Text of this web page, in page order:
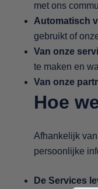
met ons
Automatisch
gebruikt of
Van onze
te maken en
Van onze
Hoe
Afhankelijk
persoonlijke
De Services